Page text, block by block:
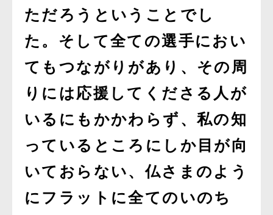
ただろうということでし
た。そして全ての選手におい
てもつながりがあり、その周
りには応援してくださる人が
いるにもかかわらず、私の知
っているところにしか目が向
いておらない、仏さまのよう
にフラットに全てのいのち